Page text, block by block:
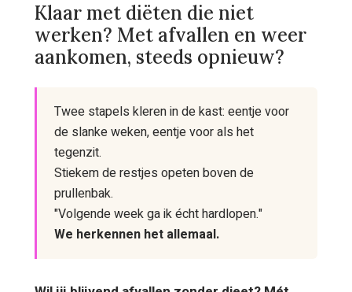
Klaar met diëten die niet
werken? Met afvallen en weer
aankomen, steeds opnieuw?
Twee stapels kleren in de kast: eentje voor
de slanke weken, eentje voor als het
tegenzit.
Stiekem de restjes opeten boven de
prullenbak.
"Volgende week ga ik écht hardlopen."
We herkennen het allemaal.